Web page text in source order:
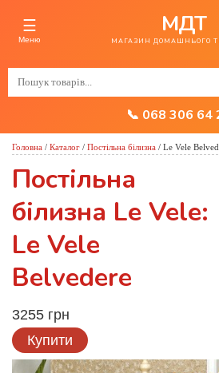
☰
Меню
МДТ
МАГАЗИН ДОМАШНЬОГО
📞 068 306 64
Головна / Каталог / Постільна білизна / Le Vele
Постільна
білизна Le Vele:
Le Vele
Belvedere
3255 грн
Купити